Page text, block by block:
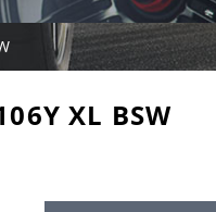
XL BSW